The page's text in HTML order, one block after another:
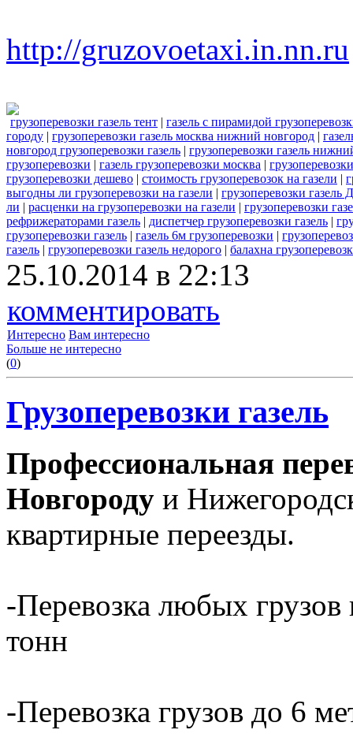
http://gruzovoetaxi.in.nn.ru
грузоперевозки газель тент | газель с пирамидой
городу | грузоперевозки газель москва нижний новгород |
новгород грузоперевозки газель | грузоперевозки газель
грузоперевозки | газель грузоперевозки москва |
грузоперевозки дешево | стоимость грузоперевозок на газели |
выгодны ли грузоперевозки на газели | грузоперевозки газель
ли | расценки на грузоперевозки на газели | грузоперевозки
рефрижераторами газель | диспетчер грузоперевозки газель |
грузоперевозки газель | газель 6м грузоперевозки |
газель | грузоперевозки газель недорого | балахна
25.10.2014 в 22:13
комментировать
Интересно Вам интересно
Больше не интересно
(0)
Грузоперевозки газель
Профессиональная
Новгороду и
квартирные переезды.
-Перевозка любых грузов
тонн
-Перевозка грузов до 6